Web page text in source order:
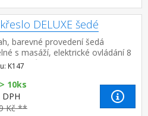
DELUXE šedé
barevné provedení šedá
s masáží, elektrické ovládání 8
2 stupně intenzity
masáže (...
K147
10ks
DPH
Kč **